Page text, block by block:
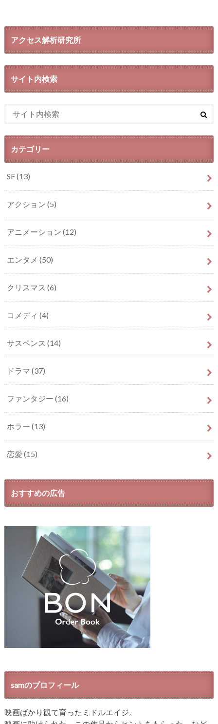
アクセス解析研究所
サイト内検索
カテゴリー
SF(13)
アクション (5)
アニメーション (12)
エンタメ (50)
クリスマス (6)
コメディ (4)
サスペンス (14)
ドラマ (37)
ファンタジー (16)
ホラー (13)
恋愛 (15)
おすすめの広告
samのプロフィール
映画ばかり観て育ったミドルエイジ。